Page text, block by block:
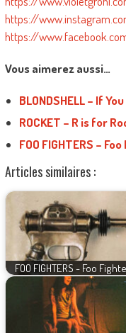
https://
https://
Vous aimerez aussi…
BLONDSHELL – If
ROCKET – R is for
FOO FIGHTERS –
Articles similaires :
FOO FIGHTERS - Foo